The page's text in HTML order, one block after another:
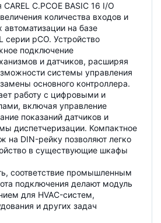
C.PCOE BASIC 16 I/O
количества входов и
на базе
серии pCO. Устройство
подключение
и датчиков, расширяя
системы управления
основного контроллера.
работу с цифровыми и
включая управление
показаний датчиков и
диспетчеризации. Компактное
на DIN-рейку позволяют легко
в существующие шкафы
соответствие промышленным
подключения делают модуль
для HVAC-систем,
и других задач